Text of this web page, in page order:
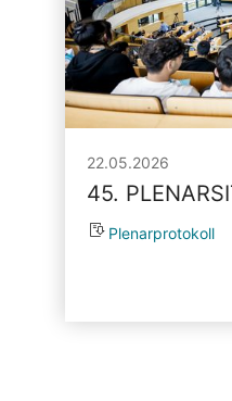
22.05.2026
45.
Plenarprotokoll